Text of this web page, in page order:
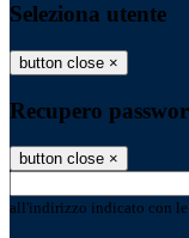
Seleziona utente
button close ×
Recupero
button close ×
all'indirizzo indicato con le